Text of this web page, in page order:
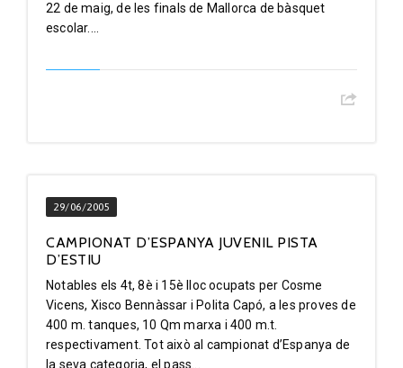
22 de maig, de les finals de Mallorca de bàsquet
escolar....
29/06/2005
CAMPIONAT D’ESPANYA JUVENIL PISTA
D’ESTIU
Notables els 4t, 8è i 15è lloc ocupats per Cosme
Vicens, Xisco Bennàssar i Polita Capó, a les proves de
400 m. tanques, 10 Qm marxa i 400 m.t.
respectivament. Tot això al campionat d’Espanya de
la seva categoria, el pass...